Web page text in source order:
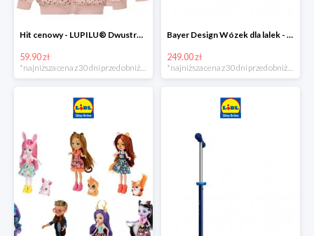
Hit cenowy - LUPILU® Dwustronna kurtka pikowana dziewczęca
59.90 zł
*najniższa cena z 30 dni przed obniżką
Bayer Design Wózek dla lalek - megazestaw
249.00 zł
*najniższa cena z 30 dni przed obniżką